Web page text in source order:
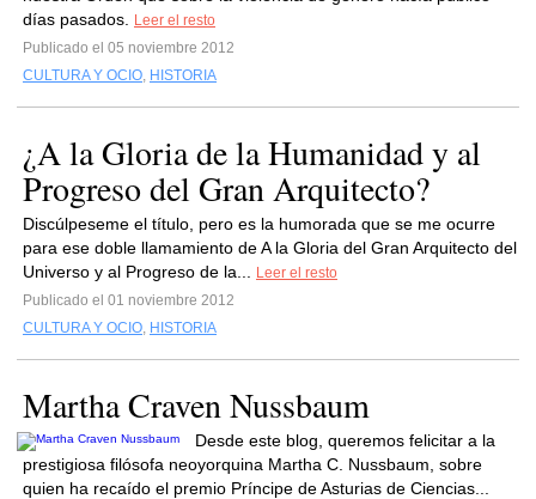
días pasados.
Leer el resto
Publicado el 05 noviembre 2012
CULTURA Y OCIO, HISTORIA
¿A la Gloria de la Humanidad y al
Progreso del Gran Arquitecto?
Discúlpeseme el título, pero es la humorada que se me ocurre
para ese doble llamamiento de A la Gloria del Gran Arquitecto del
Universo y al Progreso de la...
Leer el resto
Publicado el 01 noviembre 2012
CULTURA Y OCIO, HISTORIA
Martha Craven Nussbaum
Desde este blog, queremos felicitar a la
prestigiosa filósofa neoyorquina Martha C. Nussbaum, sobre
quien ha recaído el premio Príncipe de Asturias de Ciencias...